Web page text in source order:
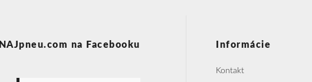
NAJpneu.com na Facebooku Informácie
Kontakt